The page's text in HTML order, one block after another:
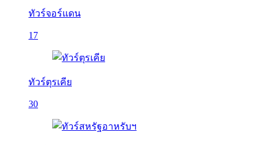
ทัวร์จอร์แดน
17
ทัวร์ตุรเคีย
30